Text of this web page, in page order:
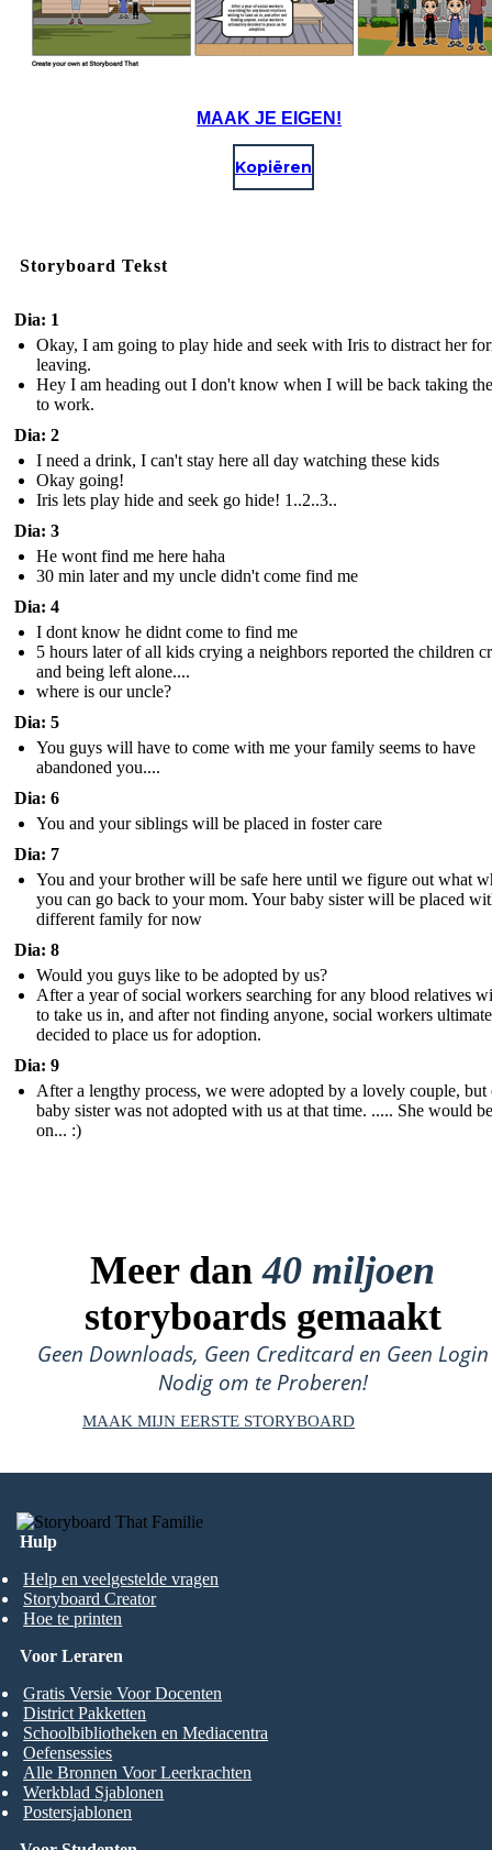
MAAK JE EIGEN!
Kopiëren
Storyboard Tekst
Dia: 1
Okay, I am going to play hide and seek with Iris to distract her
leaving.
Hey I am heading out I don't know when I will be back taking
to work.
Dia: 2
I need a drink, I can't stay here all day watching these kids
Okay going!
Iris lets play hide and seek go hide! 1..2..3..
Dia: 3
He wont find me here haha
30 min later and my uncle didn't come find me
Dia: 4
I dont know he didnt come to find me
5 hours later of all kids crying a neighbors reported the children
and being left alone....
where is our uncle?
Dia: 5
You guys will have to come with me your family seems to have
abandoned you....
Dia: 6
You and your siblings will be placed in foster care
Dia: 7
You and your brother will be safe here until we figure out what
you can go back to your mom. Your baby sister will be placed
different family for now
Dia: 8
Would you guys like to be adopted by us?
After a year of social workers searching for any blood relatives
to take us in, and after not finding anyone, social workers
decided to place us for adoption.
Dia: 9
After a lengthy process, we were adopted by a lovely couple, but
baby sister was not adopted with us at that time. ..... She would
on... :)
Meer dan40 miljoen
storyboards gemaakt
Geen Downloads, Geen Creditcard en Geen Login
Nodig om te Proberen!
MAAK MIJN EERSTE STORYBOARD
Hulp
Help en veelgestelde vragen
Storyboard Creator
Hoe te printen
Voor Leraren
Gratis Versie Voor Docenten
District Pakketten
Schoolbibliotheken en Mediacentra
Oefensessies
Alle Bronnen Voor Leerkrachten
Werkblad Sjablonen
Postersjablonen